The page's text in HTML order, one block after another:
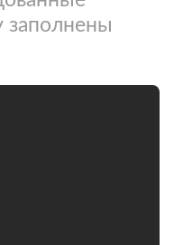
заполнены